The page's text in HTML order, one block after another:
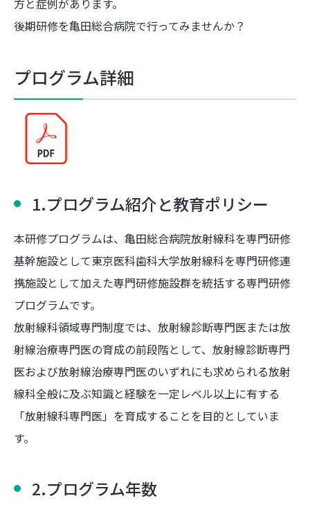
後期研修を亀田総合病院で行ってみませんか？
プログラム詳細
1.プログラム紹介と教育ポリシー
本研修プログラムは、亀田総合病院放射線科を専門研修
基幹施設として東京医科歯科大学放射線科を専門研修連
携施設として加えた専門研修施設群を統括する専門研修
プログラムです。
放射線科領域専門制度では、放射線診断専門医または放
射線治療専門医の育成の前段階として、放射線診断専門
医および放射線治療専門医のいずれにも求められる放射
線科全般に及ぶ知識と経験を一定レベル以上に有する
「放射線科専門医」を育成することを目的としていま
す。
2.プログラム年数